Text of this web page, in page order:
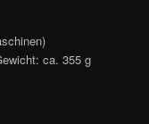
ca. 355 g